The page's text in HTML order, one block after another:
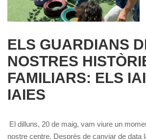
ELS GUARDIANS
NOSTRES
FAMILIARS: ELS
IAIES
El dilluns, 20 de maig, vam viure un
nostre centre. Desprès de canviar de data